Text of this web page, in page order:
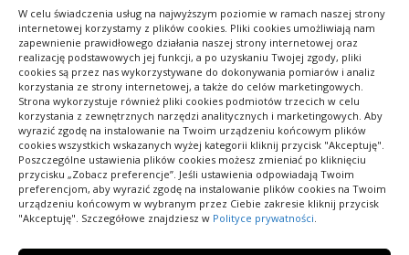
W celu świadczenia usług na najwyższym poziomie w ramach naszej strony
internetowej korzystamy z plików cookies. Pliki cookies umożliwiają nam
zapewnienie prawidłowego działania naszej strony internetowej oraz
realizację podstawowych jej funkcji, a po uzyskaniu Twojej zgody, pliki
cookies są przez nas wykorzystywane do dokonywania pomiarów i analiz
korzystania ze strony internetowej, a także do celów marketingowych.
Strona wykorzystuje również pliki cookies podmiotów trzecich w celu
korzystania z zewnętrznych narzędzi analitycznych i marketingowych. Aby
wyrazić zgodę na instalowanie na Twoim urządzeniu końcowym plików
cookies wszystkich wskazanych wyżej kategorii kliknij przycisk "Akceptuję".
Poszczególne ustawienia plików cookies możesz zmieniać po kliknięciu
przycisku „Zobacz preferencje”. Jeśli ustawienia odpowiadają Twoim
preferencjom, aby wyrazić zgodę na instalowanie plików cookies na Twoim
urządzeniu końcowym w wybranym przez Ciebie zakresie kliknij przycisk
"Akceptuję". Szczegółowe znajdziesz w Polityce prywatności.
Stronicowanie
wpisów
1 2
Pokaż ofertę swojej firmy wszystkim internautom,
znajdź odbiorców na swoje towary i usługi. Dodaj
już teraz swój wpis do bazy.